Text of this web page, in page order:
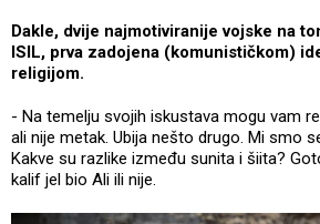
Dakle, dvije najmotiviranije vojske na
ISIL, prva zadojena (komunističkom)
religijom.
- Na temelju svojih iskustava mogu vam
ali nije metak. Ubija nešto drugo. Mi smo
Kakve su razlike između sunita i šiita?
kalif jel bio Ali ili nije.